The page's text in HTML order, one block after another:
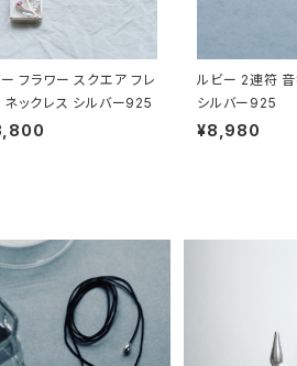
フラワー スクエア フレ
ネックレス シルバー925
ルビー 2連符 音
シルバー925
¥8,980